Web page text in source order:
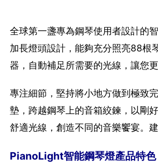
全球第一盞專為鋼琴使用者設計的
加長燈頭設計，能夠充分照亮88根
器，自動補足所需要的光線，讓您
專注細節，堅持將小地方做到極致
墊，跨越鋼琴上的音箱絞鍊，以剛
舒適光線，創造不同的音樂饗宴。
PianoLight智能鋼琴燈產品特色